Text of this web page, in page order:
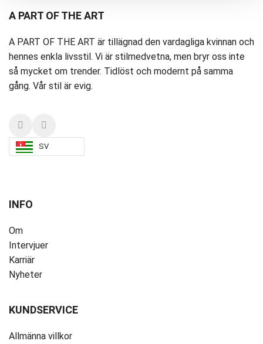
A PART OF THE ART
A PART OF THE ART är tillägnad den vardagliga kvinnan och
hennes enkla livsstil. Vi är stilmedvetna, men bryr oss inte
så mycket om trender. Tidlöst och modernt på samma
gång. Vår stil är evig.
SV
INFO
Om
Intervjuer
Karriär
Nyheter
KUNDSERVICE
Allmänna villkor